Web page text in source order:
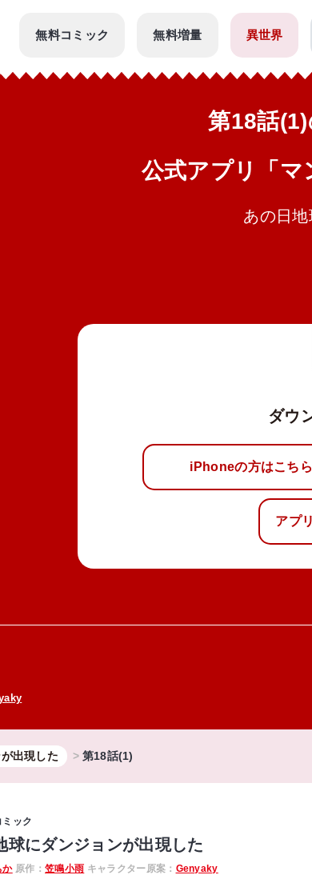
無料コミック 無料増量 異世界
第18話
公式アプリ「マ
あの日
ダウ
iPhoneの方はこちら
アプ
出現した 第18話(1)
ミック
球にダンジョンが出現した
か原作：笠鳴小雨 キャラクター原案： Genyaky